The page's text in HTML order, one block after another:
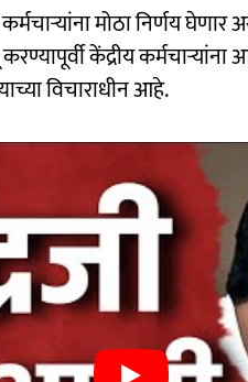
कर्मचाऱ्यांना मोठा निर्णय
केंद्रीय कर्मचाऱ्यांना
विचाराधीन आहे.